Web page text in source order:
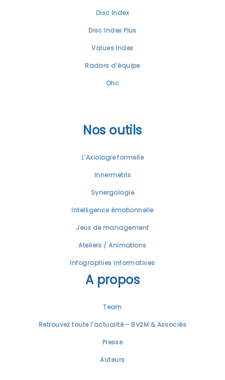
Disc Index
Disc Index Plus
Values Index
Radars d’équipe
Ohc
Nos outils
L’Axiologie formelle
Innermetrix
Synergologie
Intelligence émotionnelle
Jeux de management
Ateliers / Animations
Infographies informatives
A propos
Team
Retrouvez toute l’actualité – BV2M & Associés
Presse
Auteurs